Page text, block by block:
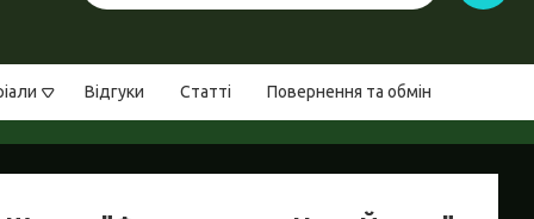
Відгуки Статті Повернення та обмін